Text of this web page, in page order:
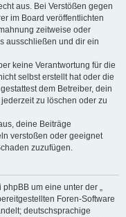
aus. Bei Verstößen gegen
im Board veröffentlichten
zeitweise oder
ausschließen und dir ein
keine Verantwortung für die
selbst erstellt hat oder die
dem Betreiber, dein
zu löschen oder zu
deine Beiträge
verstoßen oder geeignet
zuzufügen.
um eine unter der „
Foren-Software
deutschsprachige